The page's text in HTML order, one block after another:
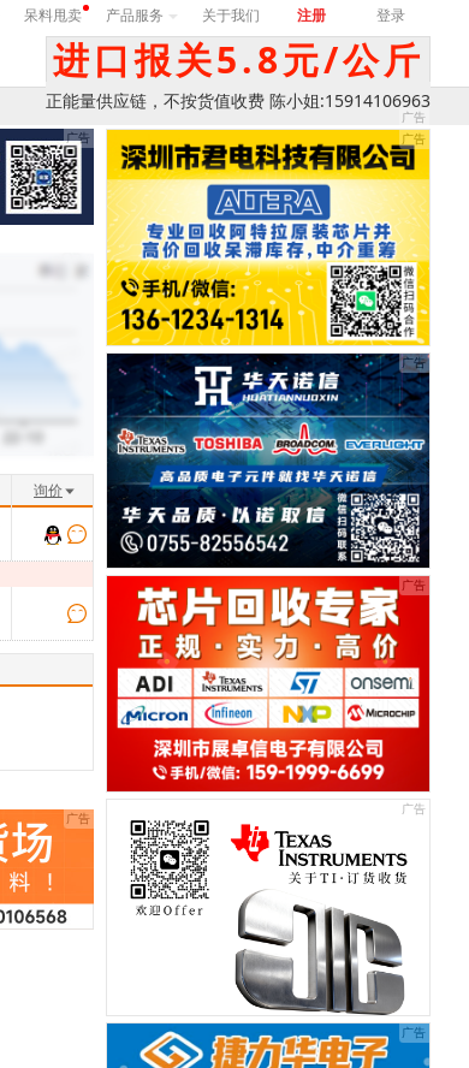
呆料甩卖 产品服务 关于我们 注册 登录
进口报关5.8元/公斤
正能量供应链，不按货值收费 陈小姐:15914106963
询价